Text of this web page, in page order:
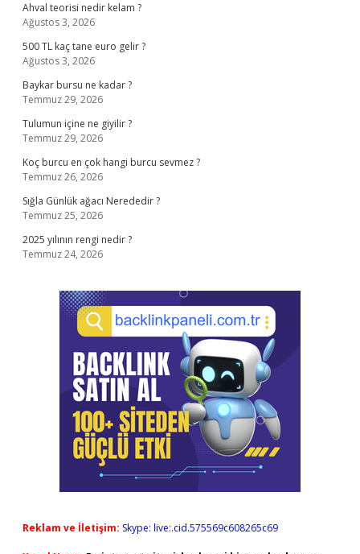
Ahval teorisi nedir kelam ?
Ağustos 3, 2026
500 TL kaç tane euro gelir ?
Ağustos 3, 2026
Baykar bursu ne kadar ?
Temmuz 29, 2026
Tulumun içine ne giyilir ?
Temmuz 29, 2026
Koç burcu en çok hangi burcu sevmez ?
Temmuz 26, 2026
Sığla Günlük ağacı Nerededir ?
Temmuz 25, 2026
2025 yılının rengi nedir ?
Temmuz 24, 2026
Reklam ve İletişim: Skype: live:.cid.575569c608265c69